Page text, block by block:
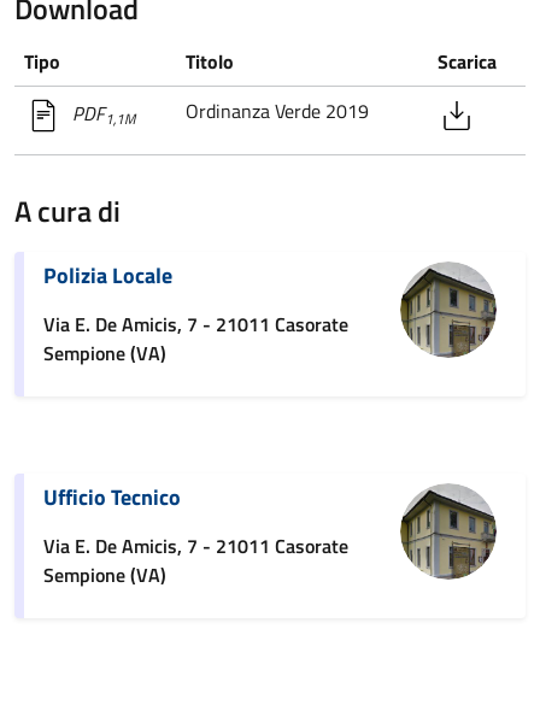
Tipo Titolo
Scarica
PDF1,1M Ordinanza Verde 2019
A cura di
Polizia Locale
Via E. De Amicis, 7 - 21011 Casorate
Sempione (VA)
Ufficio Tecnico
Via E. De Amicis, 7 - 21011 Casorate
Sempione (VA)